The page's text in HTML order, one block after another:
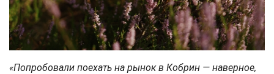
«Попробовали поехать на рынок в Кобрин — наверное,